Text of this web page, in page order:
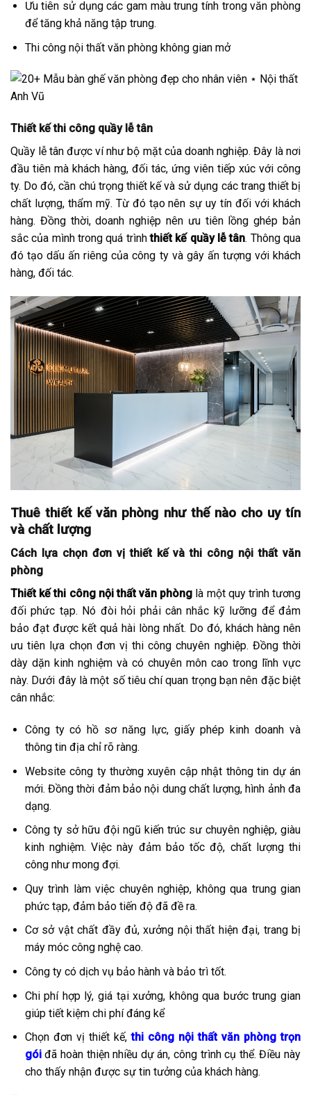
Ưu tiên sử dụng các gam màu trung tính trong văn phòng
để tăng khả năng tập trung.
Thi công nội thất văn phòng không gian mở
Thiết kế thi công quầy lễ tân
Quầy lễ tân được ví như bộ mặt của doanh nghiệp. Đây là nơi
đầu tiên mà khách hàng, đối tác, ứng viên tiếp xúc với công
ty. Do đó, cần chú trọng thiết kế và sử dụng các trang thiết bị
chất lượng, thẩm mỹ. Từ đó tạo nên sự uy tín đối với khách
hàng. Đồng thời, doanh nghiệp nên ưu tiên lồng ghép bản
sắc của mình trong quá trìnhthiết kế quầy lễ tân. Thông qua
đó tạo dấu ấn riêng của công ty và gây ấn tượng với khách
hàng, đối tác.
Thuê thiết kế văn phòng như thế nào cho uy tín
và chất lượng
Cách lựa chọn đơn vị thiết kế và thi công nội thất văn
phòng
Thiết kế thi công nội thất văn phòng là một quy trình tương
đối phức tạp. Nó đòi hỏi phải cân nhắc kỹ lưỡng để đảm
bảo đạt được kết quả hài lòng nhất. Do đó, khách hàng nên
ưu tiên lựa chọn đơn vị thi công chuyên nghiệp. Đồng thời
dày dặn kinh nghiệm và có chuyên môn cao trong lĩnh vực
này. Dưới đây là một số tiêu chí quan trọng bạn nên đặc biệt
cân nhắc:
Công ty có hồ sơ năng lực, giấy phép kinh doanh và
thông tin địa chỉ rõ ràng.
Website công ty thường xuyên cập nhật thông tin dự án
mới. Đồng thời đảm bảo nội dung chất lượng, hình ảnh đa
dạng.
Công ty sở hữu đội ngũ kiến trúc sư chuyên nghiệp, giàu
kinh nghiệm. Việc này đảm bảo tốc độ, chất lượng thi
công như mong đợi.
Quy trình làm việc chuyên nghiệp, không qua trung gian
phức tạp, đảm bảo tiến độ đã đề ra.
Cơ sở vật chất đầy đủ, xưởng nội thất hiện đại, trang bị
máy móc công nghệ cao.
Công ty có dịch vụ bảo hành và bảo trì tốt.
Chi phí hợp lý, giá tại xưởng, không qua bước trung gian
giúp tiết kiệm chi phí đáng kể
Chọn đơn vị thiết kế,thi công nội thất văn phòng trọn
gói đã hoàn thiện nhiều dự án, công trình cụ thể. Điều này
cho thấy nhận được sự tin tưởng của khách hàng.